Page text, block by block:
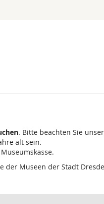
. Bitte beachten Sie
alt sein.
der Museen der Stadt